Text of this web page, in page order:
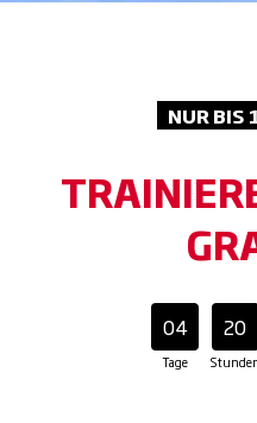
NUR BIS
04
Tage
20
mehr Power! Mit
Konzept verbesserst du
Anwendungen
Recharge. Repeat. Lass